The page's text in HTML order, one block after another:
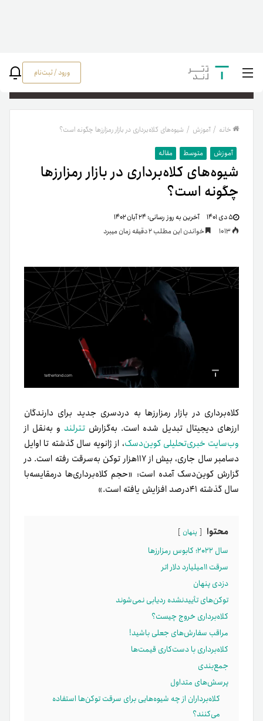
ورود / ثبت‌نام
خانه / آموزش / شیوه‌های کلاه‌برداری در بازار رمزارزها چگونه است؟
آموزش متوسط مقاله
شیوه‌های کلاه‌برداری در بازار رمزارزها
چگونه است؟
۵ دی ۱۴۰۱ آخرین به روز رسانی:۲۴ آبان ۱۴۰۲
خواندن این مطلب 2 دقیقه زمان میبرد
کلاه‌برداری در بازار رمزارزها به دردسری جدید برای دارندگان
ارزهای دیجیتال تبدیل شده است. به‌گزارش تترلند و به‌نقل از
وب‌سایت خبری‌تحلیلی کوین‌دسک، از ژانویه سال گذشته تا اوایل
دسامبر سال جاری، بیش از ۱۱۷هزار توکن به‌سرقت رفته است. در
گزارش کوین‌دسک آمده است: «حجم کلاه‌برداری‌ها در‌مقایسه‌با
سال گذشته ۴۱درصد افزایش یافته است.»
محتوا پنهان
سال ۲۰۲۲؛ کابوس رمزارزها
سرقت ۱۱میلیارد دلار اتر
دزدی پنهان
توکن‌‌های تأییدنشده ردیابی نمی‌شوند
کلاه‌برداری خروج چیست؟
مراقب سفارش‌های جعلی باشید!
کلاه‌برداری با دست‌کاری قیمت‌ها
جمع‌بندی
پرسش‌های متداول
کلاه‌برداران از چه شیوه‌هایی برای سرقت توکن‌ها استفاده
می‌کنند؟